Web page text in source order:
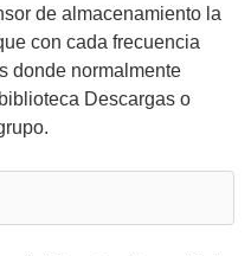
de almacenamiento la
con cada frecuencia
donde normalmente
Descargas o